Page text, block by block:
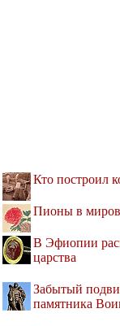
Кто построил
Пионы в
В Эфиопии
царства
Забытый
памятника